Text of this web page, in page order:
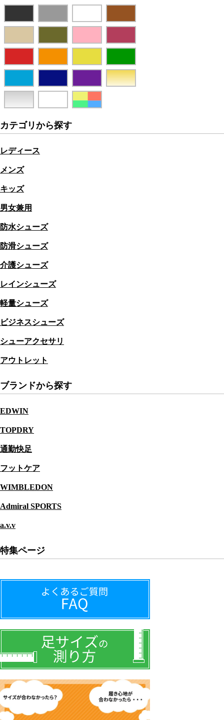
カテゴリから探す
レディース
メンズ
キッズ
男女兼用
防水シューズ
防滑シューズ
介護シューズ
レインシューズ
軽量シューズ
ビジネスシューズ
シューアクセサリ
アウトレット
ブランドから探す
EDWIN
TOPDRY
通勤快足
フットケア
WIMBLEDON
Admiral SPORTS
a.v.v
特集ページ